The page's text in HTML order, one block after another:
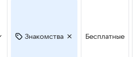
Знакомства Бесплатные